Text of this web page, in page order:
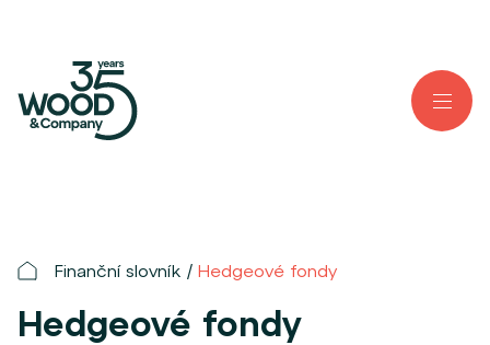
Finanční slovník Hedgeové fondy
Hedgeové fondy